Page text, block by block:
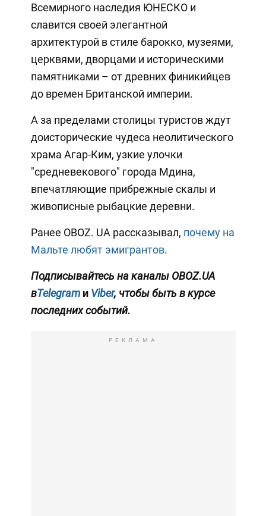
Всемирного наследия ЮНЕСКО и
славится своей элегантной
архитектурой в стиле барокко, музеями,
церквями, дворцами и историческими
памятниками – от древних финикийцев
до времен Британской империи.
А за пределами столицы туристов ждут
доисторические чудеса неолитического
храма Агар-Ким, узкие улочки
"средневекового" города Мдина,
впечатляющие прибрежные скалы и
живописные рыбацкие деревни.
Ранее OBOZ. UA рассказывал, почему на
Мальте любят эмигрантов.
Подписывайтесь на каналы OBOZ.UA
вTelegramи Viber, чтобы быть в курсе
последних событий.
РЕКЛАМА